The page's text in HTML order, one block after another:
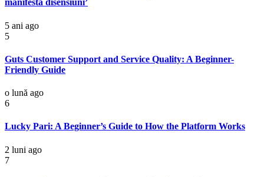
manifestă disensiuni’
5 ani ago
5
Guts Customer Support and Service Quality: A Beginner-
Friendly Guide
o lună ago
6
Lucky Pari: A Beginner’s Guide to How the Platform Works
2 luni ago
7